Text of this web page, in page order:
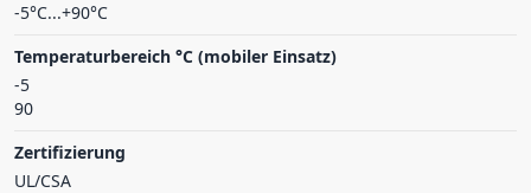
-5°C...+90°C
Temperaturbereich °C (mobiler Einsatz)
-5
90
Zertifizierung
UL/CSA